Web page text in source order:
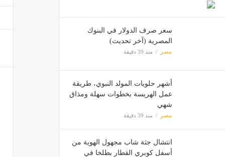
سعر صرف الدولار في البنوك
المصرية (آخر تحديث)
مصر منذ 39 دقيقة
أشهر حلويات المولد النبوي، طريقة
عمل الهريسة بخطوات سهلة ومذاق
شهي
مصر منذ 39 دقيقة
انتشال جثة شاب مجهول الهوية من
أسفل كوبري القطار بطلخا في